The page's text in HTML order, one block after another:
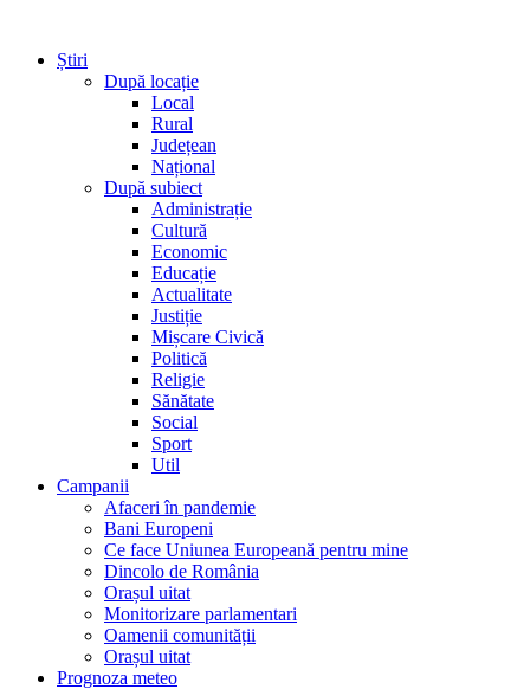
Știri
După locație
Local
Rural
Județean
Național
După subiect
Administrație
Cultură
Economic
Educație
Actualitate
Justiție
Mișcare Civică
Politică
Religie
Sănătate
Social
Sport
Util
Campanii
Afaceri în pandemie
Bani Europeni
Ce face Uniunea Europeană pentru mine
Dincolo de România
Orașul uitat
Monitorizare parlamentari
Oamenii comunității
Orașul uitat
Prognoza meteo